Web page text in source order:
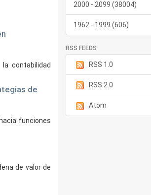
contabilidad
de
funciones
de valor de
2000 - 2099 (38004)
1962 - 1999 (606)
RSS FEEDS
RSS 1.0
RSS 2.0
Atom